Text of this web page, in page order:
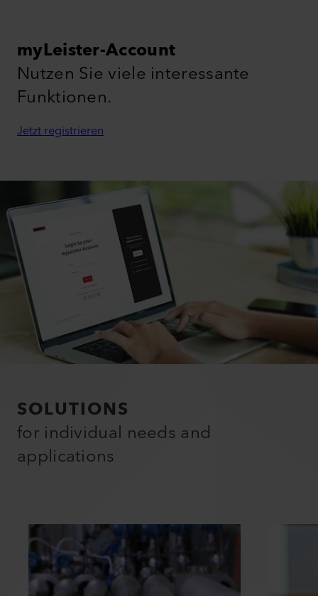
myLeister-Account
Nutzen Sie viele interessante
Funktionen.
Jetzt registrieren
SOLUTIONS
for individual needs and
applications